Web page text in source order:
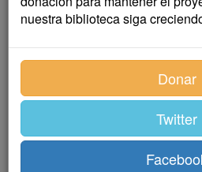
El destacamento, al regresar
expedición de descubierta, no
prisionero, y era nada menos
suelto, arrogante y
ceño, contraídos los labios
colérica, como si retase a los
la avanzada, le habían cogido
tiempo a una defensa leonina.
nuestra biblioteca siga
Donar
Twitter